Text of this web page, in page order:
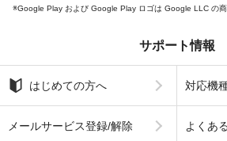
Google Play および Google Play ロゴは Google LLC の商
サポート情報
はじめての方へ 対応機
メールサービス登録/解除 よくあ